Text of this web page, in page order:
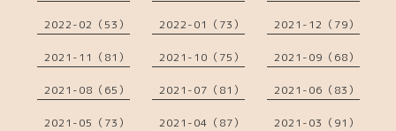
2022-02（53） 2022-01（73） 2021-12（79）
2021-11（81） 2021-10（75） 2021-09（68）
2021-08（65） 2021-07（81） 2021-06（83）
2021-05（73） 2021-04（87） 2021-03（91）